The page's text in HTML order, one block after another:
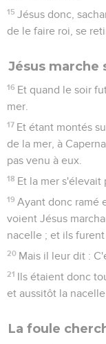
15 Jésus donc,
de le faire roi, se
Jésus marche
16 Et quand le soir
mer.
17 Et étant montés
de la mer, à
pas venu à eux.
18 Et la mer s'élevait
19 Ayant donc ramé
voient Jésus
nacelle ; et ils furent
20 Mais il leur dit :
21 Ils étaient donc
et aussitôt la
La foule